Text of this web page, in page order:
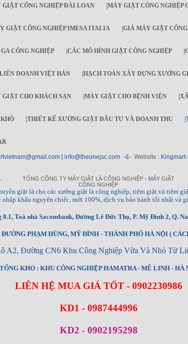
GIẶT CÔNG NGHIỆP ĐÀI LOAN |MÁY GIẶT CÔNG NGHIỆP
GIẶT CÔNG NGHIỆP IMESA ITALIA |GIÁ MÁY GIẶT
CÔNG NGHIỆP |CÁC MÔ HÌNH GIẶT CÔNG NGHIỆP |
DOANH VIỆT HÀN |HẠCH TOÁN XÂY DỰNG XƯỞNG
GIẶT CHO KHÁCH SẠN |MÁY GIẶT CHO BỆNH VIỆN |
|THIẾT KẾ XƯỞNG GIẶT ĐẦU TƯ VÀ DOANH THU |
| info@theonejsc.com -&- Website :
TỔNG CÔNG TY MÁY GIẶT LÀ CÔNG NGHIỆP - MÁY GIẶT
CÔNG NGHIỆP
giặt là cho các xưởng giặt là công nghiệp, tiệm giặt và tiệm
khẩu nguyên chiếc, mới 100%, dịch vụ bảo hành tốt nhất và
8.1, Toà nhà Sacombank, Đường Lê Đức Thọ, P. Mỹ Đình 2, Q.
PHẠM HÙNG, MỸ ĐÌNH - THÀNH PHỐ HÀ NỘI (
A2, Đường CN6 Khu Công Nghiệp Vừa Và Nhỏ Từ
TỔNG KHO : KHU CÔNG NGHIỆP HAMATRA - MÊ LINH - HÀ
LIÊN HỆ MUA GIÁ TỐT - 0902230986
KD1 - 0987444996
KD2 - 0902195298